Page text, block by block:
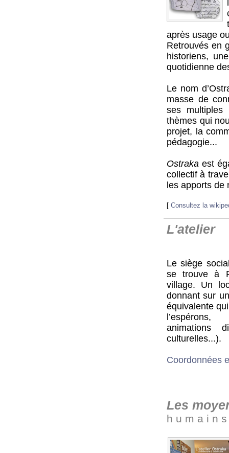
après usage
Retrouvés en
historiens,
quotidienne
Le nom
masse de
ses multiples
thèmes qui
projet, la
pédagogie...
Ostraka est
collectif à
les apports de
[ Consultez la
L'atelier
Le siège
se trouve à
village. Un
donnant sur
équivalente
animations
culturelles...).
Coordonnées
Les
h u m a i n s